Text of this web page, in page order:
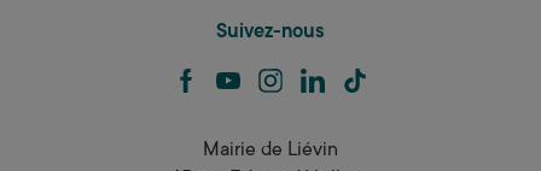
Suivez-nous
facebookyoutubeinstagram
linkedin
Mairie de Liévin